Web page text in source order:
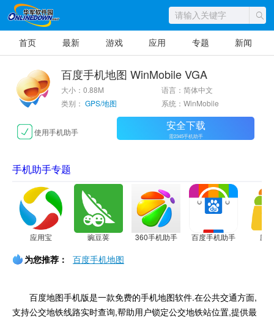
首页 最新 游戏 应用 专题 新闻
百度手机地图 WinMobile VGA
大小：0.88M
语言：简体中文
类别： GPS/地图 系统：WinMobile
使用手机助手 安全下载
需2345手机助手
手机助手专题
应用宝 豌豆荚 360手机助手 百度手机助手 应
为您推荐： 百度手机地图
百度地图手机版是一款免费的手机地图软件.在公共交通方面,
支持公交地铁线路实时查询,帮助用户锁定公交地铁站位置,提供最